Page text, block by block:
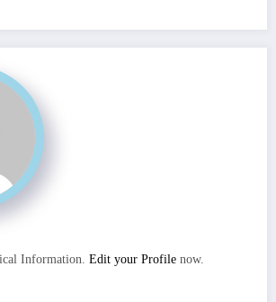
Information. Edit your Profile now.